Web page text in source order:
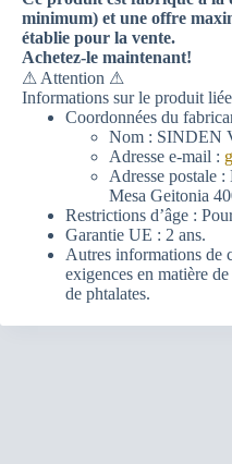
minimum) et une offre
établie pour la vente.
Achetez-le maintenant!
⚠ Attention ⚠
Informations sur le produit
Coordonnées du
Nom : SINDEN
Adresse e-mail :
Adresse postale
Mesa Geitonia
Restrictions d’âge :
Garantie UE : 2 ans.
Autres informations de
exigences en matière
de phtalates.